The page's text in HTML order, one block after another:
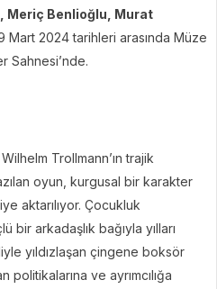
Meriç Benlioğlu, Murat
Mart 2024 tarihleri arasında Müze
Sahnesi’nde.
Trollmann’ın trajik
oyun, kurgusal bir karakter
aktarılıyor. Çocukluk
bir arkadaşlık bağıyla yılları
yıldızlaşan çingene boksör
politikalarına ve ayrımcılığa